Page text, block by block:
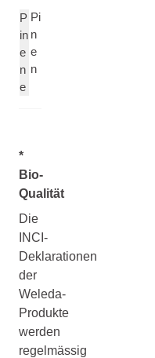
P
in
e
n
e
Pi
n
e
n
*
Bio-
Qualität
Die
INCI-
Deklarationen
der
Weleda-
Produkte
werden
regelmässig